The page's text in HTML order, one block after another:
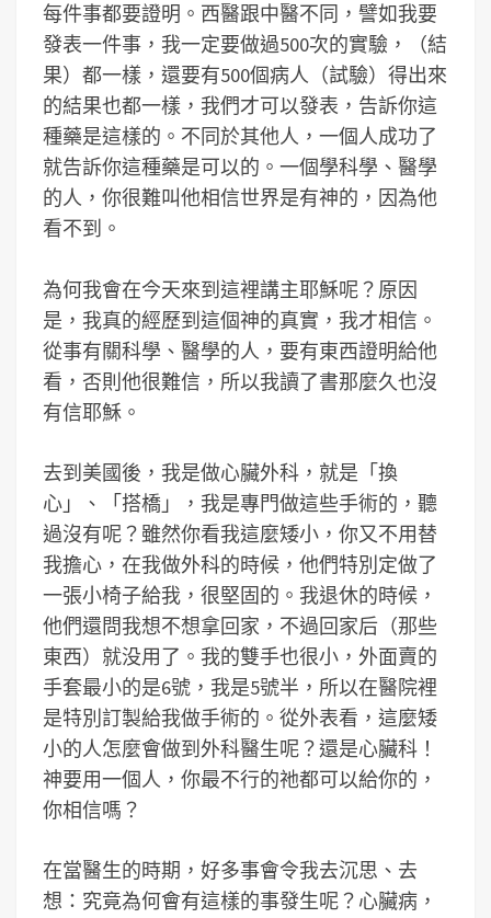
每件事都要證明。西醫跟中醫不同，譬如我要
發表一件事，我一定要做過500次的實驗，（結
果）都一樣，還要有500個病人（試驗）得出來
的結果也都一樣，我們才可以發表，告訴你這
種藥是這樣的。不同於其他人，一個人成功了
就告訴你這種藥是可以的。一個學科學、醫學
的人，你很難叫他相信世界是有神的，因為他
看不到。
為何我會在今天來到這裡講主耶穌呢？原因
是，我真的經歷到這個神的真實，我才相信。
從事有關科學、醫學的人，要有東西證明給他
看，否則他很難信，所以我讀了書那麼久也沒
有信耶穌。
去到美國後，我是做心臟外科，就是「換
心」、「搭橋」，我是專門做這些手術的，聽
過沒有呢？雖然你看我這麼矮小，你又不用替
我擔心，在我做外科的時候，他們特別定做了
一張小椅子給我，很堅固的。我退休的時候，
他們還問我想不想拿回家，不過回家后（那些
東西）就没用了。我的雙手也很小，外面賣的
手套最小的是6號，我是5號半，所以在醫院裡
是特別訂製給我做手術的。從外表看，這麼矮
小的人怎麼會做到外科醫生呢？還是心臟科！
神要用一個人，你最不行的祂都可以給你的，
你相信嗎？
在當醫生的時期，好多事會令我去沉思、去
想：究竟為何會有這樣的事發生呢？心臟病，